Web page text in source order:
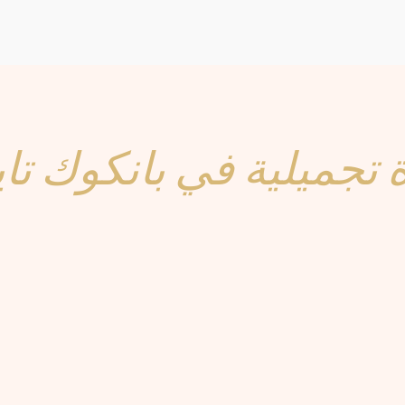
تجميلية في بانكوك